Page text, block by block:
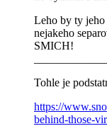
Leho by ty
nejakeho
SMICH!
Tohle je
https://
behind-those-